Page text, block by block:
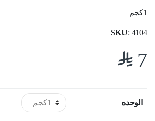
1كجم
SKU: 4104
7
$
الوحده